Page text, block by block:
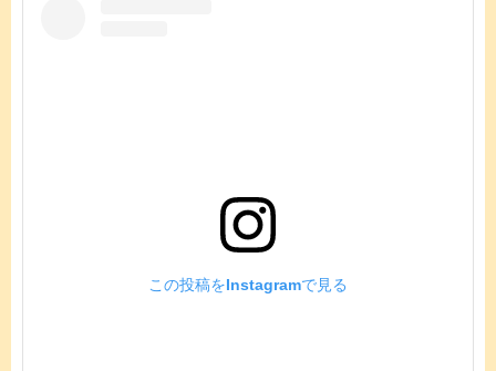
この投稿をInstagramで見る